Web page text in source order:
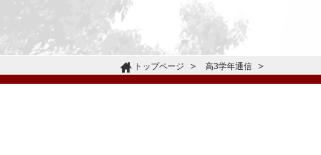
トップページ 高3学年通信